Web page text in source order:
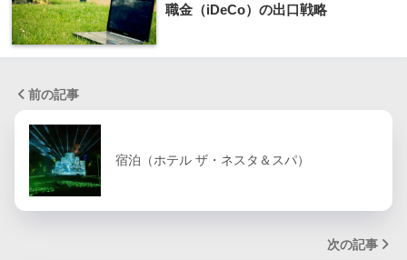
職金（iDeCo）の出口戦略
前の記事
宿泊（ホテル ザ・ネスタ＆スパ）
次の記事